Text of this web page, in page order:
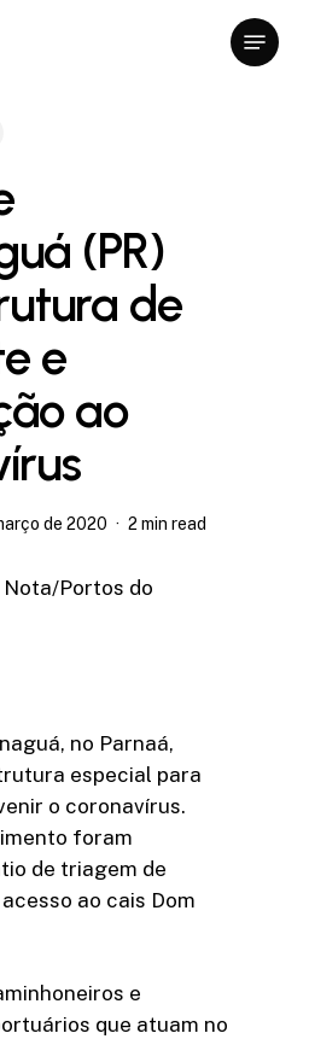
Menu
(PR)
de
e
ao
de 2020 2 min read
Portos do
no Parnaá,
especial para
o coronavírus.
foram
de triagem de
ao cais Dom
e
que atuam no